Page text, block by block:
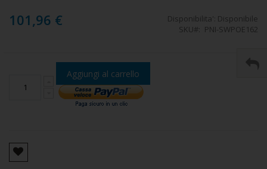
101,96 € Disponibilita': Disponibile
SKU
PNI-SWPOE162
Aggiungi al carrello